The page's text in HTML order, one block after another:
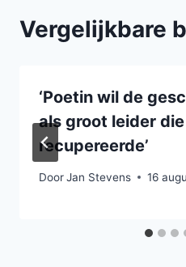
Vergelijkbare
‘Poetin wil de
als groot leider
recupereerde’
DoorJan Stevens 16